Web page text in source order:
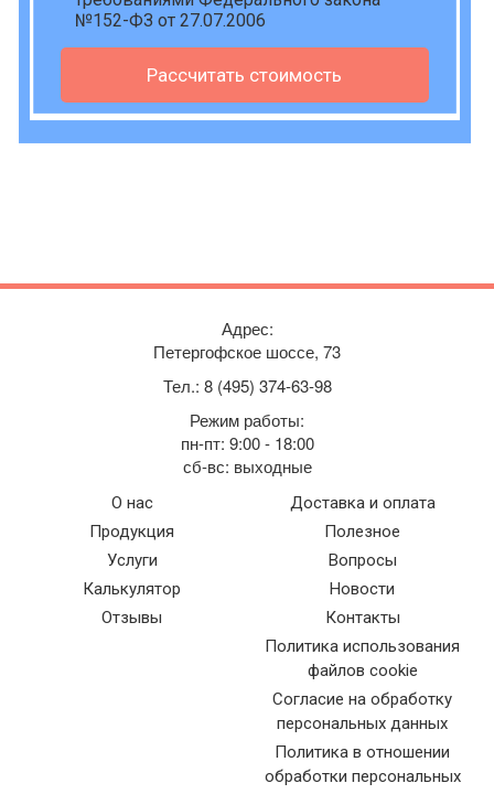
№152-ФЗ от 27.07.2006
Рассчитать стоимость
О нас
Продукция
Услуги
Калькулятор
Отзывы
Доставка и оплата
Полезное
Вопросы
Новости
Контакты
Политика использования
файлов cookie
Согласие на обработку
персональных данных
Политика в отношении
обработки персональных
Адрес:
Петергофское шоссе, 73
Тел.: 8 (495) 374-63-98
Режим работы:
пн-пт: 9:00 - 18:00
сб-вс: выходные